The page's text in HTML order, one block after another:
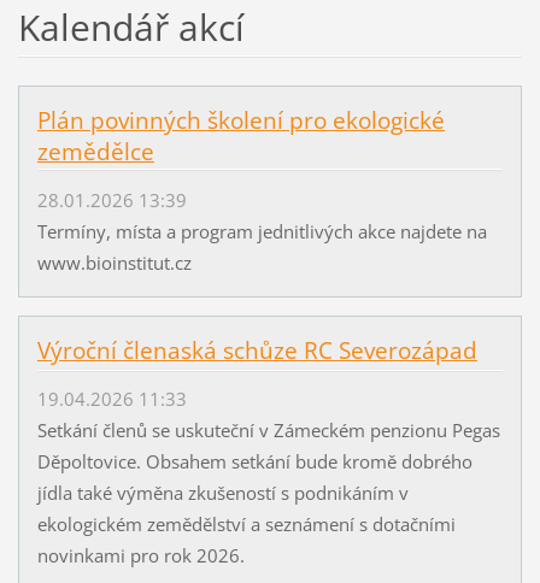
Kalendář akcí
Plán povinných školení pro ekologické
zemědělce
28.01.2026 13:39
Termíny, místa a program jednitlivých akce najdete na
www.bioinstitut.cz
Výroční členaská schůze RC Severozápad
19.04.2026 11:33
Setkání členů se uskuteční v Zámeckém penzionu Pegas
Děpoltovice. Obsahem setkání bude kromě dobrého
jídla také výměna zkušeností s podnikáním v
ekologickém zemědělství a seznámení s dotačními
novinkami pro rok 2026.